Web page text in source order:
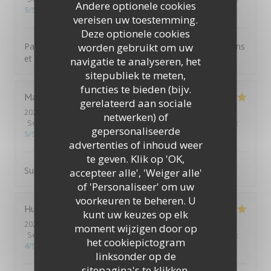
Andere optionele cookies
vereisen uw toestemming.
Deze optionele cookies
worden gebruikt om uw
navigatie te analyseren, het
sitepubliek te meten,
functies te bieden (bijv.
gerelateerd aan sociale
netwerken) of
gepersonaliseerde
advertenties of inhoud weer
te geven. Klik op 'OK,
accepteer alle', 'Weiger alle'
of 'Personaliseer' om uw
voorkeuren te beheren. U
kunt uw keuzes op elk
moment wijzigen door op
het cookiepictogram
linksonder op de
5/5
Parfait comme à chaque fois. Personnel aux petits soins
et mets délicieux
Martine
2026-07-31
- 19:30 - Gasten 2
Service
Atmosfeer: 5/5 Keuken:
:
5/5
Super cadre. Accueil excellent. Le repas était très bon.
Hubert
2026-07-29
- 19:30 - Gasten 3
Service
Atmosfeer: 4/5 Keuken: 4/5 Kwaliteit / Prijs
:
4/5